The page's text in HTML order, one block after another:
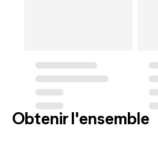
Obtenir l'ensemble